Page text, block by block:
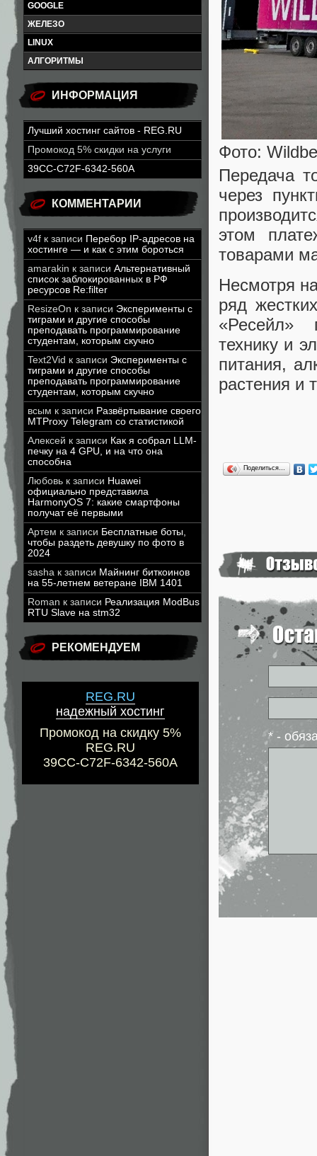
GOOGLE
ЖЕЛЕЗО
LINUX
АЛГОРИТМЫ
ИНФОРМАЦИЯ
Лучший хостинг сайтов - REG.RU
Промокод 5% скидки на услуги
39CC-C72F-6342-560A
КОММЕНТАРИИ
v4f к записи Перебор IP-адресов на
хостинге — и как с этим бороться
amarakin к записи Альтернативный
список заблокированных в РФ
ресурсов Re:filter
ResizeOn к записи Эксперименты с
тиграми и другие способы
преподавать программирование
студентам, которым скучно
Text2Vid к записи Эксперименты с
тиграми и другие способы
преподавать программирование
студентам, которым скучно
всым к записи Развёртывание своего
MTProxy Telegram со статистикой
Алексей к записи Как я собрал LLM-
печку на 4 GPU, и на что она
способна
Любовь к записи Huawei
официально представила
HarmonyOS 7: какие смартфоны
получат её первыми
Артем к записи Бесплатные боты,
чтобы раздеть девушку по фото в
2024
sasha к записи Майнинг биткоинов
на 55-летнем ветеране IBM 1401
Roman к записи Реализация ModBus
RTU Slave на stm32
РЕКОМЕНДУЕМ
REG.RU
надежный хостинг
Промокод на скидку 5%
REG.RU
39CC-C72F-6342-560A
Фото:
Передача
через
этом
товарами
Несмотря
ряд
«Ресейл»
технику и
питания,
растения и
Поделиться…
* -